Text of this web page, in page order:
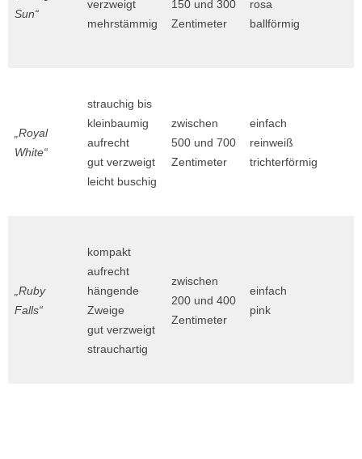
Sun“
verzweigt
mehrstämmig
150 und 300
Zentimeter
rosa
ballförmig
„Royal
White“
strauchig bis
kleinbaumig
aufrecht
gut verzweigt
leicht buschig
zwischen
500 und 700
Zentimeter
einfach
reinweiß
trichterförmig
„Ruby
Falls“
kompakt
aufrecht
hängende
Zweige
gut verzweigt
strauchartig
zwischen
200 und 400
Zentimeter
einfach
pink